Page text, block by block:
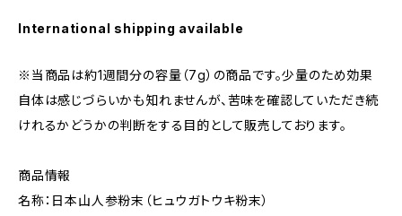
International shipping available
※当商品は約1週間分の容量（7g）の商品です。少量のため効果
自体は感じづらいかも知れませんが、苦味を確認していただき続
けれるかどうかの判断をする目的として販売しております。
商品情報
名称：日本山人参粉末（ヒュウガトウキ粉末）